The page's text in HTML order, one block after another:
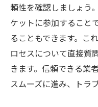
頼性を確認しましょう
ケットに参加すること
ることもできます。こ
ロセスについて直接質
きます。信頼できる業
スムーズに進み、トラ